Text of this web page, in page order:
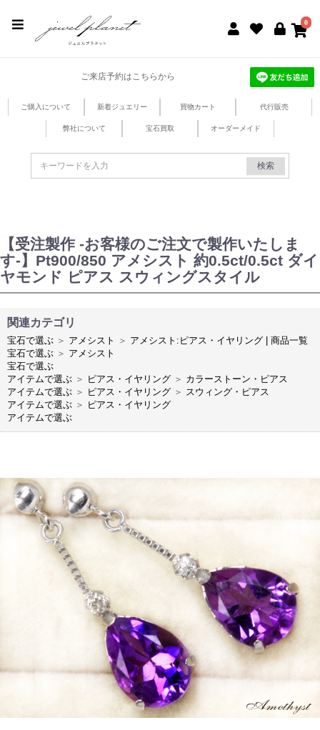
0
ご来店予約はこちらから
ご購入について 新着ジュエリー 買物カート 代行販売
弊社について 宝石買取 オーダーメイド
検索
【受注製作 -お客様のご注文で製作いたしま
す-】Pt900/850 アメシスト 約0.5ct/0.5ct ダイ
ヤモンド ピアス スウィングスタイル
関連カテゴリ
宝石で選ぶ ＞ アメシスト ＞ アメシスト:ピアス・イヤリング | 商品一覧
宝石で選ぶ ＞ アメシスト
宝石で選ぶ
アイテムで選ぶ ＞ ピアス・イヤリング ＞ カラーストーン・ピアス
アイテムで選ぶ ＞ ピアス・イヤリング ＞ スウィング・ピアス
アイテムで選ぶ ＞ ピアス・イヤリング
アイテムで選ぶ